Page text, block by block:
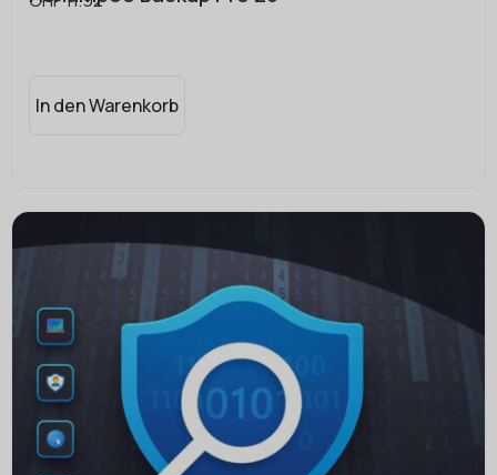
In den Warenkorb